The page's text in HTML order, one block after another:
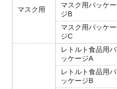
マスク用
マスク用パッケー
ジB
マスク用パッケー
ジC
レトルト食品用パ
ッケージA
レトルト食品用パ
ッケージB